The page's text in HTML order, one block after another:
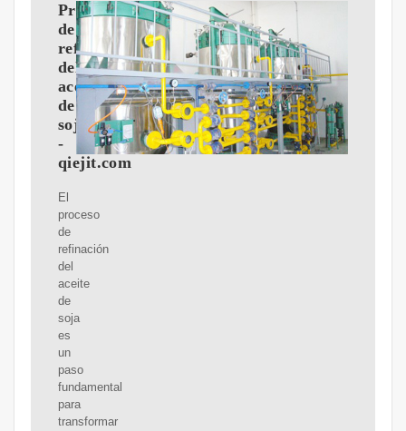
Proceso
de
refinación
del
aceite
de
soja
-
qiejit.com
El
proceso
de
refinación
del
aceite
de
soja
es
un
paso
fundamental
para
transformar